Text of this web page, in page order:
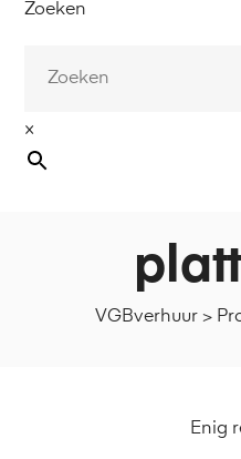
Zoeken
×
VGBverhuur >
Enig